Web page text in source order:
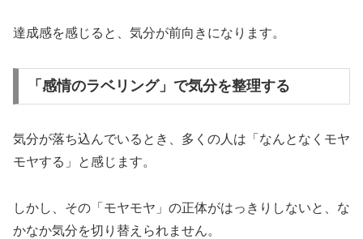
達成感を感じると、気分が前向きになります。
「感情のラベリング」で気分を整理する
気分が落ち込んでいるとき、多くの人は「なんとなくモヤ
モヤする」と感じます。
しかし、その「モヤモヤ」の正体がはっきりしないと、な
かなか気分を切り替えられません。